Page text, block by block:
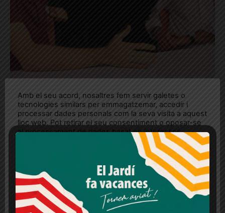
“Fer castells és un petit
miracle”
Amb el seu acord, nosaltres fem servir galetes o
tecnologies similars per emmagatzemar, accedir i
processar dades personals com la seva visita a aquest
lloc web. Pot retirar el seu consentiment o oposar-se
al processament de dades basat en interessos
legítims en qualsevol moment fent clic a "Ajustos de
cookies" o a la nostra Política de privacitat en aquest
lloc web. Si cliques "acceptar" dones el teu
Més informació Acceptar Rebutjar tot